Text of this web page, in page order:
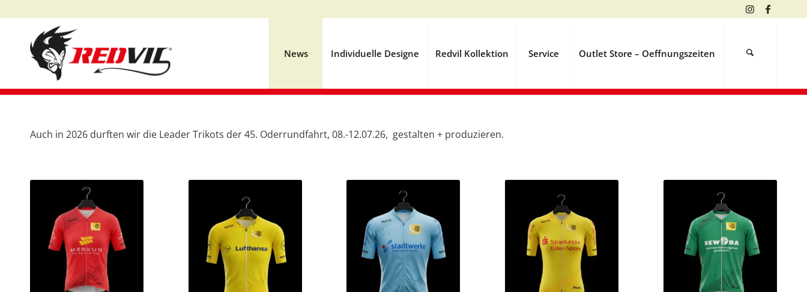
News Individuelle Designe Redvil Kollektion Service Outlet Store – Oeffnungszeiten
Auch in 2026 durften wir die Leader Trikots der 45. Oderrundfahrt, 08.-12.07.26, gestalten + produzieren.